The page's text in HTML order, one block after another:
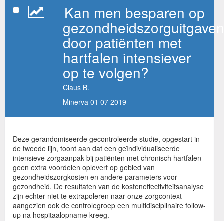
Kan men besparen op
gezondheidszorguitgaven
door patiënten met
hartfalen intensiever
op te volgen?
Claus B.
Minerva 01 07 2019
Deze gerandomiseerde gecontroleerde studie, opgestart in
de tweede lijn, toont aan dat een geïndividualiseerde
intensieve zorgaanpak bij patiënten met chronisch hartfalen
geen extra voordelen oplevert op gebied van
gezondheidszorgkosten en andere parameters voor
gezondheid. De resultaten van de kosteneffectiviteitsanalyse
zijn echter niet te extrapoleren naar onze zorgcontext
aangezien ook de controlegroep een multidisciplinaire follow-
up na hospitaalopname kreeg.